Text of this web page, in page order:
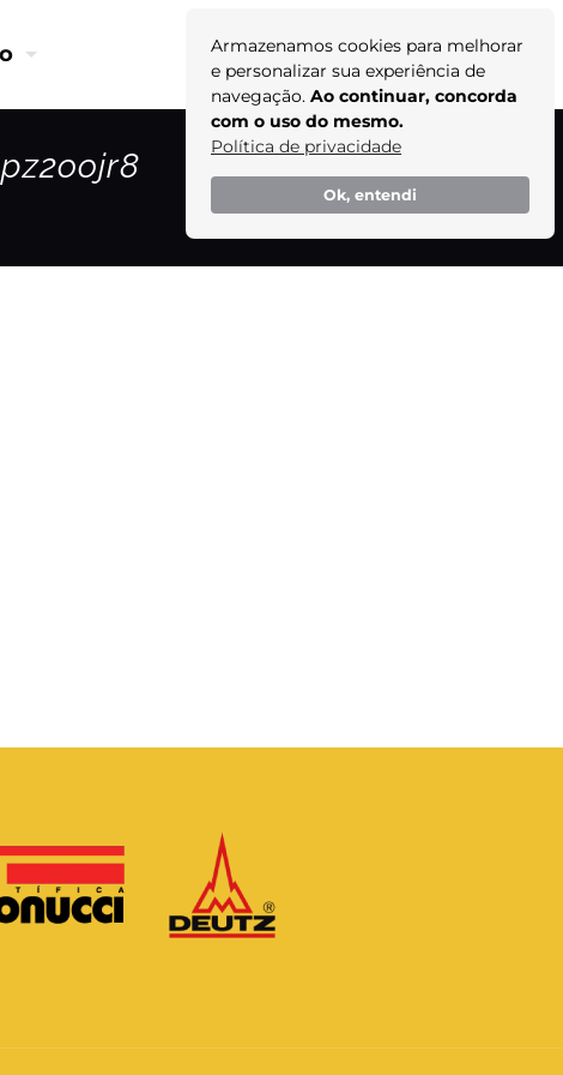
Armazenamos cookies para melhorar
e personalizar sua experiência de
navegação. Ao continuar, concorda
com o uso do mesmo.
Política de privacidade
Ok, entendi
Orçamento